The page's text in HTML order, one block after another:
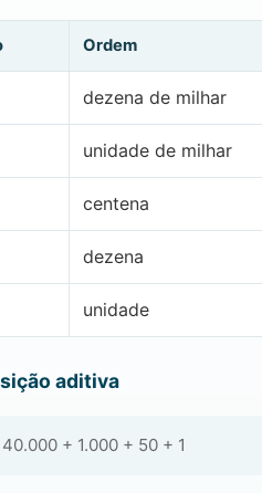
Ordem
dezena de milhar
unidade de milhar
centena
dezena
unidade
aditiva
+ 1.000 + 50 + 1